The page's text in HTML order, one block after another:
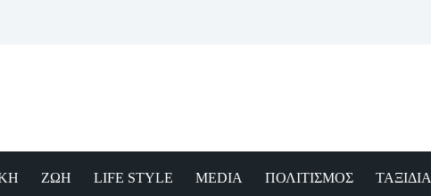
ΖΩΗ LIFE STYLE MEDIA ΠΟΛΙΤΙΣΜΟΣ ΤΑΞΙΔΙΑ